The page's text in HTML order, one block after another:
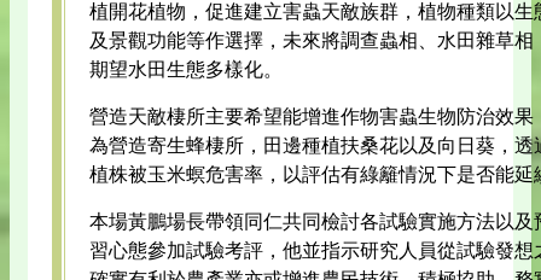
植開花植物，促進建立害蟲天敵族群，植物種類以
及景觀功能等作選擇，未來將調查蟲相、水田雜草
期望水田生態多樣化。
營造天敵棲所主要希望能增進作物害蟲生物防治效
為營造寄生蜂棲所，田邊種植扶桑花以及向日葵，
植株被玉米螟危害率，以評估有綠籬情況下是否能
本場黃鵬場長帶領同仁共同檢討各試驗實施方法以
習心態參加試驗考評，他並指示研究人員從試驗發